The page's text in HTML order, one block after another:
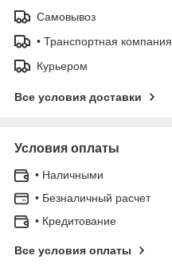
Самовывоз
• Транспортная компания
Курьером
Все условия доставки
Условия оплаты
• Наличными
• Безналичный расчет
• Кредитование
Все условия оплаты